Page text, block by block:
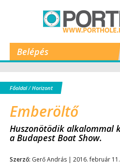
Belépés
Főoldal/Horizont
Emberöltő
Huszonötödik alkalommal
a Budapest Boat Show.
Szerző: Gerő András | 2016. február